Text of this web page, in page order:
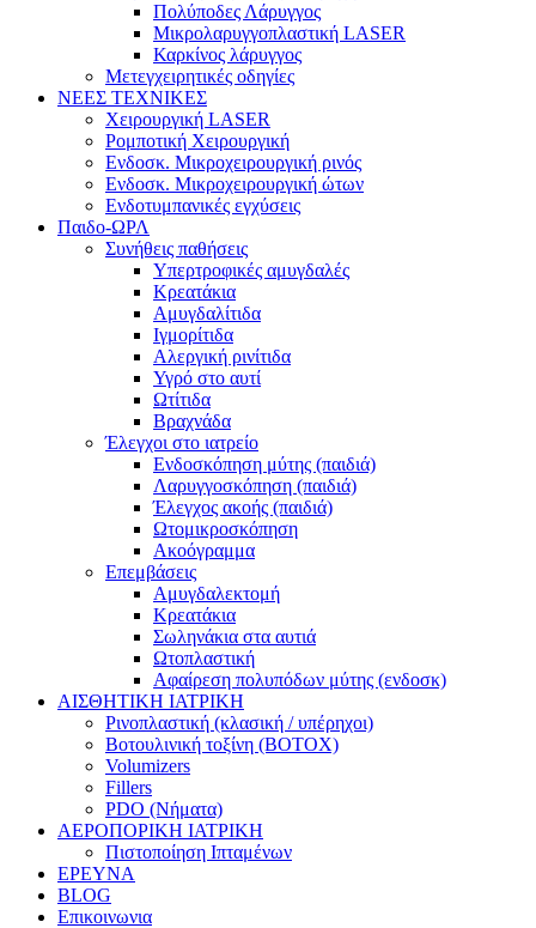
Πολύποδες Λάρυγγος
Μικρολαρυγγοπλαστική LASER
Καρκίνος λάρυγγος
Μετεγχειρητικές οδηγίες
ΝΕΕΣ ΤΕΧΝΙΚΕΣ
Χειρουργική LASER
Ρομποτική Χειρουργική
Ενδοσκ. Μικροχειρουργική ρινός
Ενδοσκ. Μικροχειρουργική ώτων
Ενδοτυμπανικές εγχύσεις
Παιδο-ΩΡΛ
Συνήθεις παθήσεις
Υπερτροφικές αμυγδαλές
Κρεατάκια
Αμυγδαλίτιδα
Ιγμορίτιδα
Αλεργική ρινίτιδα
Υγρό στο αυτί
Ωτίτιδα
Βραχνάδα
Έλεγχοι στο ιατρείο
Ενδοσκόπηση μύτης (παιδιά)
Λαρυγγοσκόπηση (παιδιά)
Έλεγχος ακοής (παιδιά)
Ωτομικροσκόπηση
Ακοόγραμμα
Επεμβάσεις
Αμυγδαλεκτομή
Κρεατάκια
Σωληνάκια στα αυτιά
Ωτοπλαστική
Αφαίρεση πολυπόδων μύτης (ενδοσκ)
ΑΙΣΘΗΤΙΚΗ ΙΑΤΡΙΚΗ
Ρινοπλαστική (κλασική / υπέρηχοι)
Βοτουλινική τοξίνη (BOTOX)
Volumizers
Fillers
PDO (Νήματα)
ΑΕΡΟΠΟΡΙΚΗ ΙΑΤΡΙΚΗ
Πιστοποίηση Ιπταμένων
ΕΡΕΥΝΑ
BLOG
Επικοινωνια